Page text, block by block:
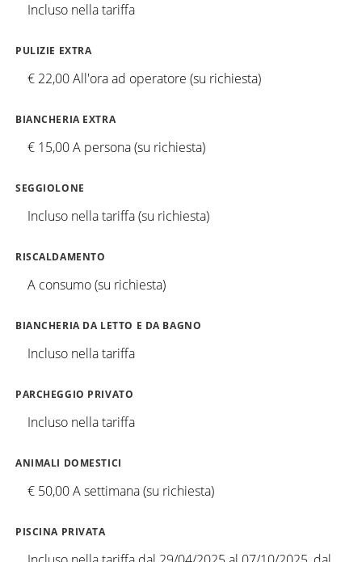
Incluso nella tariffa
PULIZIE EXTRA
€ 22,00 All'ora ad operatore (su richiesta)
BIANCHERIA EXTRA
€ 15,00 A persona (su richiesta)
SEGGIOLONE
Incluso nella tariffa (su richiesta)
RISCALDAMENTO
A consumo (su richiesta)
BIANCHERIA DA LETTO E DA BAGNO
Incluso nella tariffa
PARCHEGGIO PRIVATO
Incluso nella tariffa
ANIMALI DOMESTICI
€ 50,00 A settimana (su richiesta)
PISCINA PRIVATA